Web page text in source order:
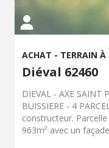
ACHAT - TERRAIN À
Diéval 62460
DIEVAL - AXE SAINT
BUISSIERE - 4
constructeur.
963m² avec un